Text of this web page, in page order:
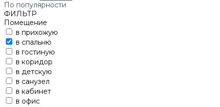
По популярности
ФИЛЬТР
Помещение
в прихожую
в спальню
в гостиную
в коридор
в детскую
в санузел
в кабинет
в офис